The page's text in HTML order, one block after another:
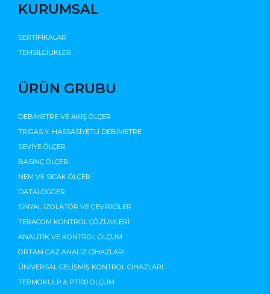
KURUMSAL
SERTİFİKALAR
TEMSİLCİLİKLER
ÜRÜN GRUBU
DEBİMETRE VE AKIŞ ÖLÇER
TRİGAS Y. HASSASİYETLİ DEBİMETRE
SEVİYE ÖLÇER
BASINÇ ÖLÇER
NEM VE SICAK ÖLÇER
DATALOGGER
SİNYAL İZOLATÖR VE ÇEVİRİCİLER
TERACOM KONTROL ÇÖZÜMLERİ
ANALİTİK VE KONTROL ÖLÇÜM
ORTAM GAZ ANALİZ CİHAZLARI
ÜNİVERSAL GELİŞMİŞ KONTROL CİHAZLARI
TERMOKULP & PT100 ÖLÇÜM